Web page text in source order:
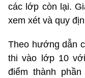
các lớp còn lại.
xem xét và quy
Theo hướng dẫn
thi vào lớp 10
điểm thành